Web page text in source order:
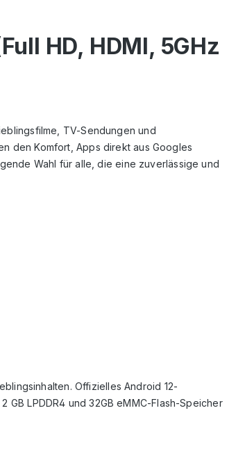
HD, HDMI, 5GHz
TV-Sendungen und
den Komfort, Apps direkt aus Googles
Wahl für alle, die eine zuverlässige und
Offizielles Android 12-
LPDDR4 und 32GB eMMC-Flash-Speicher